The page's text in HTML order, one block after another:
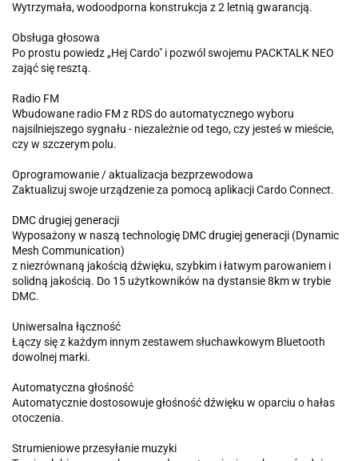
Wytrzymała, wodoodporna konstrukcja z 2 letnią gwarancją.
Obsługa głosowa
Po prostu powiedz „Hej Cardo" i pozwól swojemu PACKTALK NEO
zająć się resztą.
Radio FM
Wbudowane radio FM z RDS do automatycznego wyboru
najsilniejszego sygnału - niezależnie od tego, czy jesteś w mieście,
czy w szczerym polu.
Oprogramowanie / aktualizacja bezprzewodowa
Zaktualizuj swoje urządzenie za pomocą aplikacji Cardo Connect.
DMC drugiej generacji
Wyposażony w naszą technologię DMC drugiej generacji (Dynamic
Mesh Communication)
z niezrównaną jakością dźwięku, szybkim i łatwym parowaniem i
solidną jakością. Do 15 użytkowników na dystansie 8km w trybie
DMC.
Uniwersalna łączność
Łączy się z każdym innym zestawem słuchawkowym Bluetooth
dowolnej marki.
Automatyczna głośność
Automatycznie dostosowuje głośność dźwięku w oparciu o hałas
otoczenia.
Strumieniowe przesyłanie muzyki